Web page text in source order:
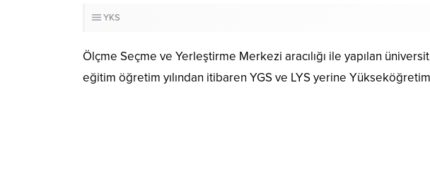
YKS
Ölçme Seçme ve Yerleştirme Merkezi aracılığı ile yapılan
eğitim öğretim yılından itibaren YGS ve LYS yerine Yükseköğretim